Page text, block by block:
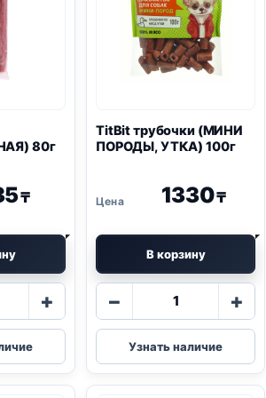
80г
₸
+
TitBit трубочки (МИНИ
ПОРОДЫ, УТКА) 100г
1330₸
В корзину
−
Количество
TitBit
трубочки
(МИНИ
+
Узнать наличие